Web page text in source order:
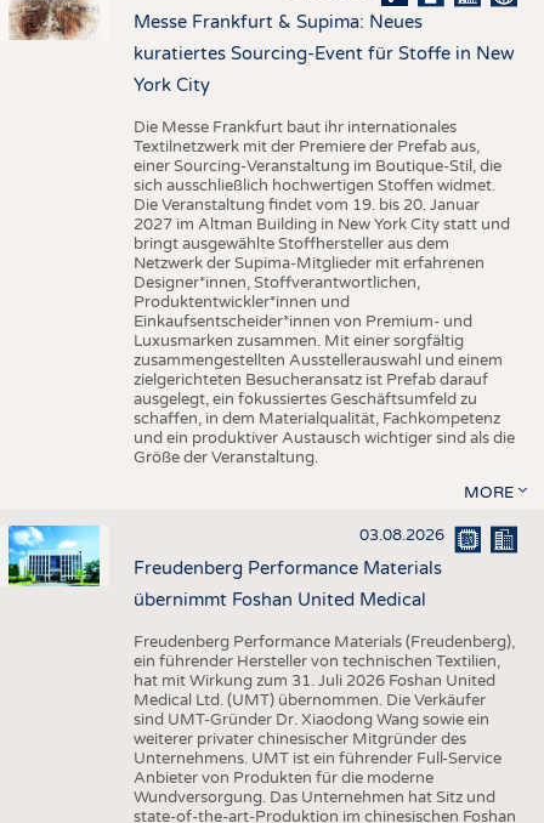
Messe Frankfurt & Supima: Neues
kuratiertes Sourcing-Event für Stoffe in New
York City
Die Messe Frankfurt baut ihr internationales
Textilnetzwerk mit der Premiere der Prefab aus,
einer Sourcing-Veranstaltung im Boutique-Stil, die
sich ausschließlich hochwertigen Stoffen widmet.
Die Veranstaltung findet vom 19. bis 20. Januar
2027 im Altman Building in New York City statt und
bringt ausgewählte Stoffhersteller aus dem
Netzwerk der Supima-Mitglieder mit erfahrenen
Designer*innen, Stoffverantwortlichen,
Produktentwickler*innen und
Einkaufsentscheider*innen von Premium- und
Luxusmarken zusammen. Mit einer sorgfältig
zusammengestellten Ausstellerauswahl und einem
zielgerichteten Besucheransatz ist Prefab darauf
ausgelegt, ein fokussiertes Geschäftsumfeld zu
schaffen, in dem Materialqualität, Fachkompetenz
und ein produktiver Austausch wichtiger sind als die
Größe der Veranstaltung.
MORE
03.08.2026
Freudenberg Performance Materials
übernimmt Foshan United Medical
Freudenberg Performance Materials (Freudenberg),
ein führender Hersteller von technischen Textilien,
hat mit Wirkung zum 31. Juli 2026 Foshan United
Medical Ltd. (UMT) übernommen. Die Verkäufer
sind UMT-Gründer Dr. Xiaodong Wang sowie ein
weiterer privater chinesischer Mitgründer des
Unternehmens. UMT ist ein führender Full-Service
Anbieter von Produkten für die moderne
Wundversorgung. Das Unternehmen hat Sitz und
state-of-the-art-Produktion im chinesischen Foshan